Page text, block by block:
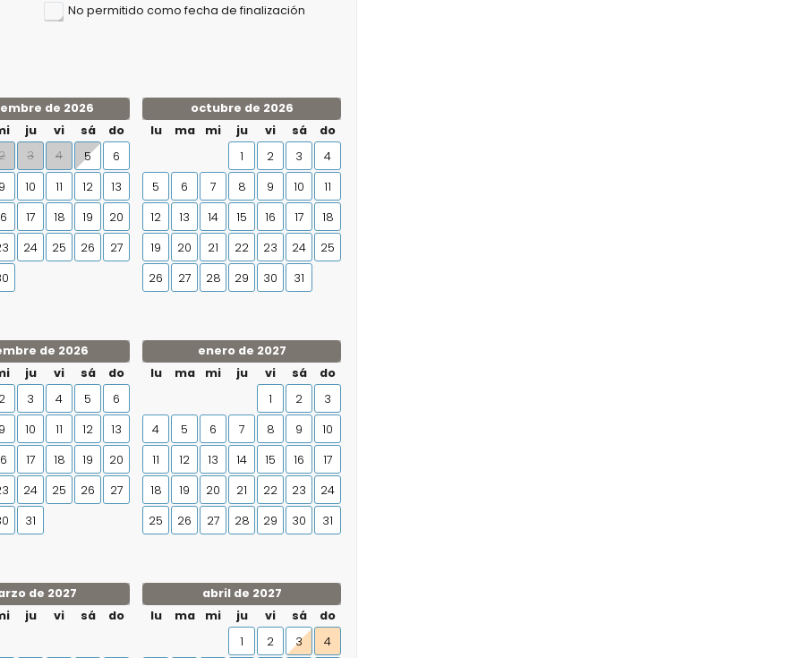
No permitido como fecha de finalización
de 2026
ju vi sá
do
3 4 5
6
9 10 11 12
13
17 18 19
20
24 25 26
27
octubre de 2026
lu
ma mi ju vi sá
do
1
2 3
4
5
6 7 8 9 10
11
12
13 14 15 16 17
18
19
20 21 22 23 24
25
26
27 28 29 30 31
de 2026
ju vi sá
do
2 3 4 5
6
9 10 11 12
13
17 18 19
20
24 25 26
27
31
enero de 2027
lu
ma mi ju vi sá
do
1
2
3
4
5 6 7 8 9
10
11
12 13 14 15 16
17
18
19 20 21 22 23
24
25
26 27 28 29 30 31
de 2027
ju vi sá do
abril de 2027
lu
ma mi ju vi sá
do
1
2 3 4